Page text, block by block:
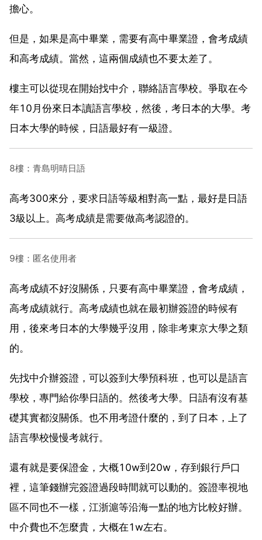
擔心。
但是，如果是高中畢業，需要有高中畢業證，會考成績
和高考成績。當然，這兩個成績也不要太差了。
樓主可以從現在開始找中介，聯絡語言學校。爭取在今
年10月份來日本讀語言學校，然後，考日本的大學。考
日本大學的時候，日語最好有一級證。
8樓：青島明晴日語
高考300來分，要求日語等級相對高一點，最好是日語
3級以上。高考成績是需要做高考認證的。
9樓：匿名使用者
高考成績不好沒關係，只要有高中畢業證，會考成績，
高考成績就行。高考成績也就在最初辦簽證的時候有
用，後來考日本的大學幾乎沒用，除非考東京大學之類
的。
先找中介辦簽證，可以簽到大學預科班，也可以是語言
學校，專門給你學日語的。然後考大學。日語有沒有基
礎其實都沒關係。也不用考證什麼的，到了日本，上了
語言學校慢慢考就行。
還有就是要保證金，大概10w到20w，存到銀行戶口
裡，這筆錢辦完簽證過段時間就可以動的。簽證率視地
區不同也不一樣，江浙滬等沿海一點的地方比較好辦。
中介費也不怎麼貴，大概在1w左右。